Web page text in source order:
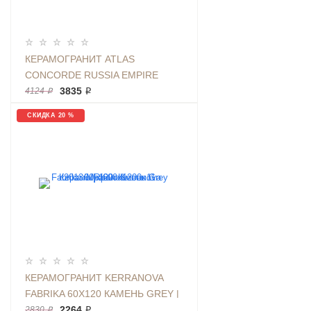
КЕРАМОГРАНИТ ATLAS
CONCORDE RUSSIA EMPIRE
CALACATTA BLACK РАЗМЕР
60X120СМ, МРАМОР ЧЕНЫЙ |
АРТИКУЛ 610010002188
4124 ₽ 3835 ₽
СКИДКА 20 %
КЕРАМОГРАНИТ KERRANOVA
FABRIKA 60Х120 КАМЕНЬ GREY |